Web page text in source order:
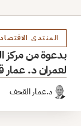
المنتدى
بدعوة من مركز
لعمران د. عمار
د.عمار القحف